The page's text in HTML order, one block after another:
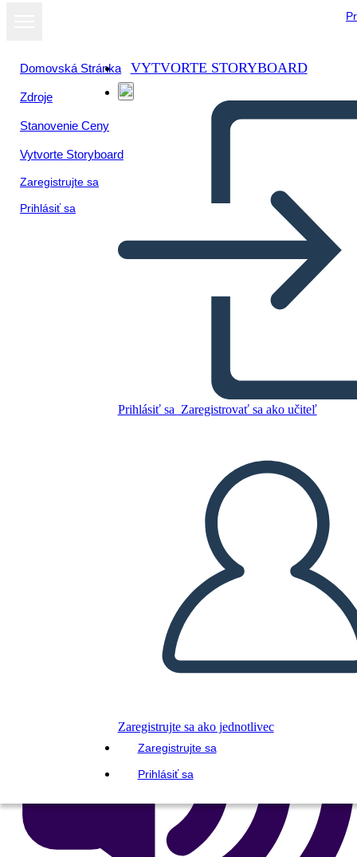
Domovská Stránka
Zdroje
Stanovenie Ceny
Vytvorte Storyboard
Zaregistrujte sa
Prihlásiť sa
VYTVORTE STORYBOARD
Prihlásiť sa Zaregistrovať sa ako učiteľ
Zaregistrujte sa ako jednotlivec
Zaregistrujte sa
Prihlásiť sa
Nová Šablóna Interpunkcie
Skopírujte tento Storyboard
VYTVORIŤ STORYBOARD
PREHRAŤ PREZENTÁCIU
ČÍTAJ MI